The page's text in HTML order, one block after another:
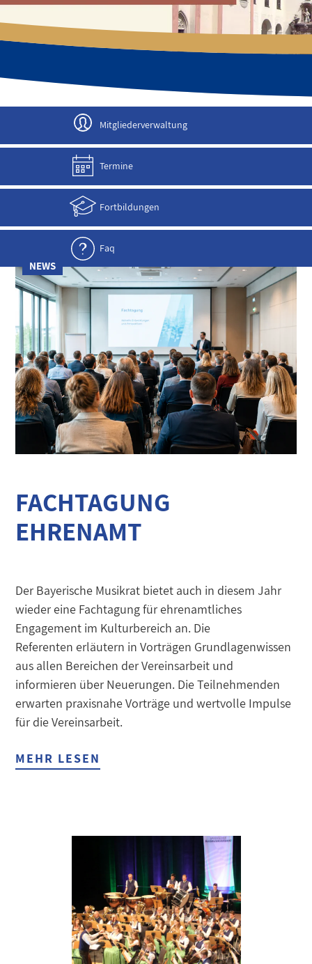
Mitgliederverwaltung
Termine
Fortbildungen
Faq
NEWS
FACHTAGUNG
EHRENAMT
Der Bayerische Musikrat bietet auch in diesem Jahr
wieder eine Fachtagung für ehrenamtliches
Engagement im Kulturbereich an. Die
Referenten erläutern in Vorträgen Grundlagenwissen
aus allen Bereichen der Vereinsarbeit und
informieren über Neuerungen. Die Teilnehmenden
erwarten praxisnahe Vorträge und wertvolle Impulse
für die Vereinsarbeit.
MEHR LESEN